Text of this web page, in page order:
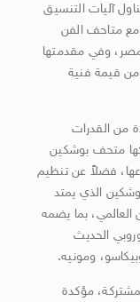
آليات التنسيق
مع متاحف الفن
وفي مقدمتها
قيمة فنية
من القدرات
متحف بوشكين
فضلاً عن تنظيم
الذي يمتد
العالمي، بما يضمه
الحديث
ومونيه.
مؤكدة